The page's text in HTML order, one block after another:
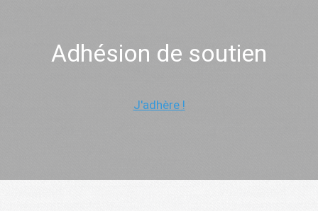
Adhésion de soutien
J'adhère !